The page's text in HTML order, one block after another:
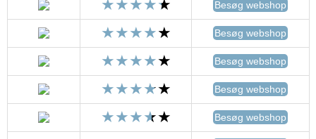
Besøg webshop
Besøg webshop
Besøg webshop
Besøg webshop
Besøg webshop